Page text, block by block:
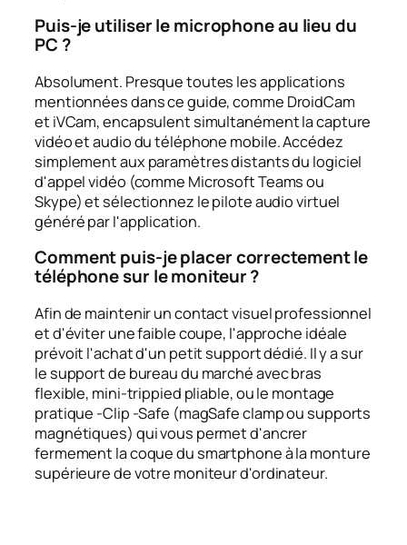
Puis-je utiliser le microphone au lieu du
PC ?
Absolument. Presque toutes les applications
mentionnées dans ce guide, comme DroidCam
et iVCam, encapsulent simultanément la capture
vidéo et audio du téléphone mobile. Accédez
simplement aux paramètres distants du logiciel
d'appel vidéo (comme Microsoft Teams ou
Skype) et sélectionnez le pilote audio virtuel
généré par l'application.
Comment puis-je placer correctement le
téléphone sur le moniteur ?
Afin de maintenir un contact visuel professionnel
et d'éviter une faible coupe, l'approche idéale
prévoit l'achat d'un petit support dédié. Il y a sur
le support de bureau du marché avec bras
flexible, mini-trippied pliable, ou le montage
pratique -Clip -Safe (magSafe clamp ou supports
magnétiques) qui vous permet d'ancrer
fermement la coque du smartphone à la monture
supérieure de votre moniteur d'ordinateur.